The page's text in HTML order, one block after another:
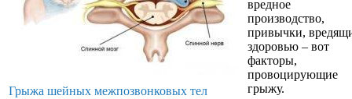
Грыжа шейных межпозвонковых тел
вредное
производство,
привычки,
здоровью – вот
факторы,
провоцирующие
грыжу.